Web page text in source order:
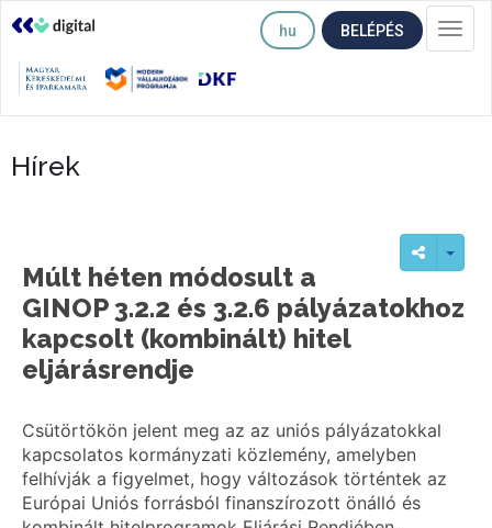
hu BELÉPÉS
Hírek
Múlt héten módosult a
GINOP 3.2.2 és 3.2.6 pályázatokhoz
kapcsolt (kombinált) hitel
eljárásrendje
Csütörtökön jelent meg az az uniós pályázatokkal
kapcsolatos kormányzati közlemény, amelyben
felhívják a figyelmet, hogy változások történtek az
Európai Uniós forrásból finanszírozott önálló és